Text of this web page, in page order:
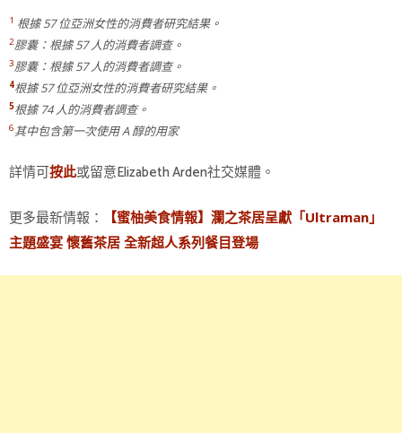
1 根據 57 位亞洲女性的消費者研究結果。
2膠囊：根據 57 人的消費者調查。
3膠囊：根據 57 人的消費者調查。
4根據 57 位亞洲女性的消費者研究結果。
5根據 74 人的消費者調查。
6其中包含第一次使用 A 醇的用家
詳情可按此或留意Elizabeth Arden社交媒體。
更多最新情報：
【蜜柚美食情報】瀾之茶居呈獻「Ultraman」
主題盛宴 懷舊茶居 全新超人系列餐目登場